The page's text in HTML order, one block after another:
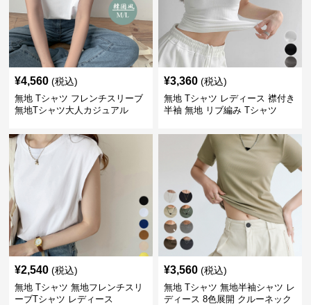
¥4,560 (税込)
無地 Tシャツ フレンチスリーブ
無地Tシャツ大人カジュアル
¥3,360 (税込)
無地 Tシャツ レディース 襟付き
半袖 無地 リブ編み Tシャツ
¥2,540 (税込)
無地 Tシャツ 無地フレンチスリ
ーブTシャツ レディース
¥3,560 (税込)
無地 Tシャツ 無地半袖シャツ レ
ディース 8色展開 クルーネック